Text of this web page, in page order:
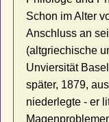
Schon im Alter
Anschluss an
(altgriechische
Unviersität
später, 1879,
niederlegte - er